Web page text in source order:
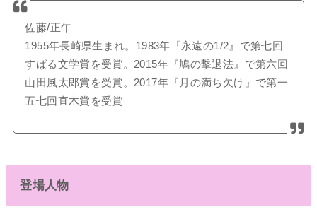
佐藤/正午
1955年長崎県生まれ。1983年『永遠の1/2』で第七回
すばる文学賞を受賞。2015年『鳩の撃退法』で第六回
山田風太郎賞を受賞。2017年『月の満ち欠け』で第一
五七回直木賞を受賞
登場人物